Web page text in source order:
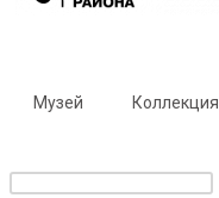
Музей Коллекция